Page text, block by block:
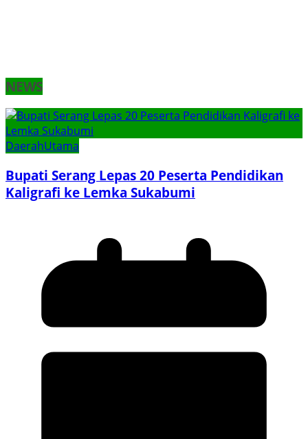
NEWS
DaerahUtama
Bupati Serang Lepas 20 Peserta Pendidikan
Kaligrafi ke Lemka Sukabumi